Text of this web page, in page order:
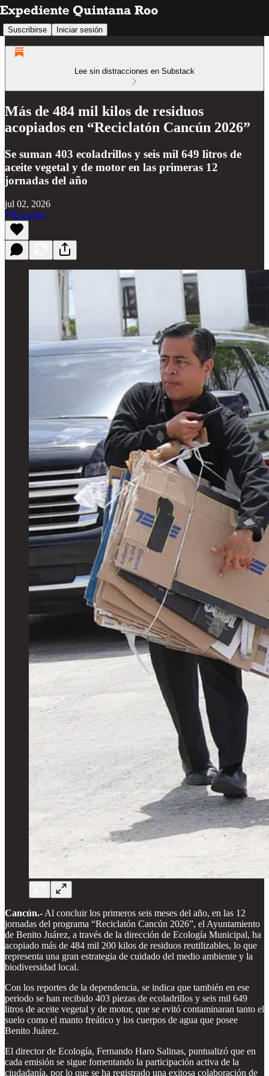
Suscribirse Iniciar sesión
Lee sin distracciones en Substack
Más de 484 mil kilos de residuos
acopiados en “Reciclatón Cancún 2026”
Se suman 403 ecoladrillos y seis mil 649 litros de
aceite vegetal y de motor en las primeras 12
jornadas del año
jul 02, 2026
Escucha
Cancún.- Al concluir los primeros seis meses del año, en las 12
jornadas del programa “Reciclatón Cancún 2026”, el Ayuntamiento
de Benito Juárez, a través de la dirección de Ecología Municipal, ha
acopiado más de 484 mil 200 kilos de residuos reutilizables, lo que
representa una gran estrategia de cuidado del medio ambiente y la
biodiversidad local.
Con los reportes de la dependencia, se indica que también en ese
periodo se han recibido 403 piezas de ecoladrillos y seis mil 649
litros de aceite vegetal y de motor, que se evitó contaminaran tanto el
suelo como el manto freático y los cuerpos de agua que posee
Benito Juárez.
El director de Ecología, Fernando Haro Salinas, puntualizó que en
cada emisión se sigue fomentando la participación activa de la
ciudadanía, por lo que se ha registrado una exitosa colaboración de